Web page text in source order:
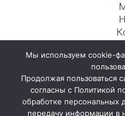
125009, г. Москва,
Мы используем cookie-
Продолжая пользоваться
согласны с Политикой
обработке
передачу информации в